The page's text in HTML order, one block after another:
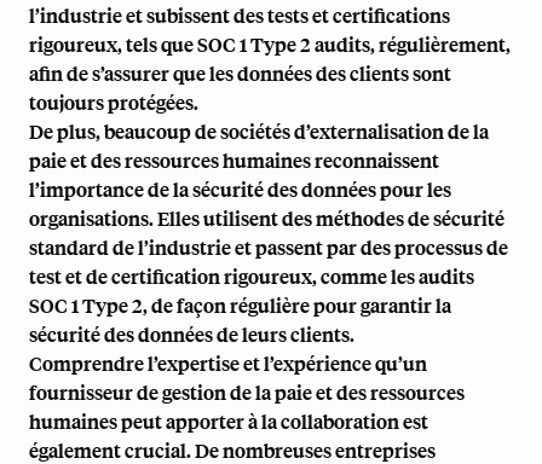
l’industrie et subissent des tests et certifications
rigoureux, tels queSOC 1 Type 2 audits, régulièrement,
afin de s’assurer que les données des clients sont
toujours protégées.
De plus, beaucoup de sociétés d’externalisation de la
paie et des ressources humaines reconnaissent
l’importance de la sécurité des données pour les
organisations. Elles utilisent des méthodes de sécurité
standard de l’industrie et passent par des processus de
test et de certification rigoureux, comme les audits
SOC 1 Type 2, de façon régulière pour garantir la
sécurité des données de leurs clients.
Comprendre l’expertise et l’expérience qu’un
fournisseur de gestion de la paie et des ressources
humaines peut apporter à la collaboration est
également crucial. De nombreuses entreprises